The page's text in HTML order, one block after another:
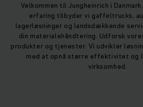
Velkommen til Jungheinrich i
erfaring tilbyder vi gaffeltrucks,
lagerløsninger og landsdækkende
din materialehåndtering. Udforsk
produkter og tjenester. Vi udvikler
med at opnå større effektivitet og
virksomhed.